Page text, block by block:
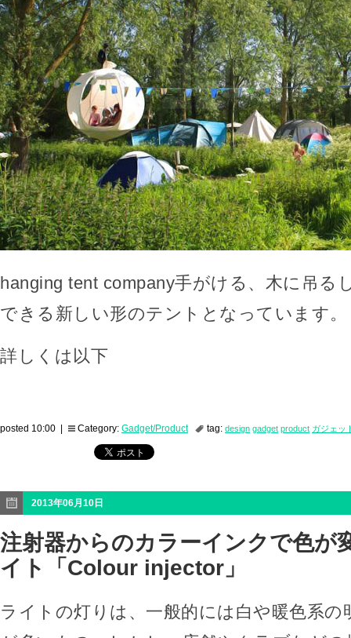
hanging tent company手がける、木に吊る
できる新しい形のテントとなっています。
詳しくは以下
posted 10:00 | Category: Gadget/Product tag: design gadget product ガジェッ
2013年06月10日
注射器からのカラーインクで色が
イト「Colour injector」
ライトの灯りは、一般的には白や暖色系の